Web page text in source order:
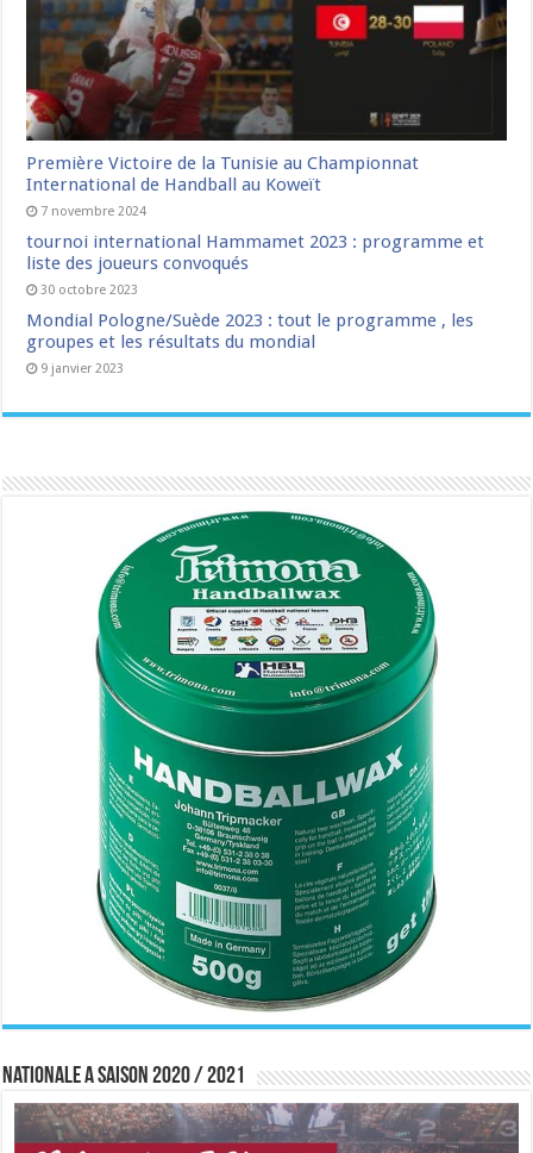
Première Victoire de la Tunisie au Championnat
International de Handball au Koweït
7 novembre 2024
tournoi international Hammamet 2023 : programme et
liste des joueurs convoqués
30 octobre 2023
Mondial Pologne/Suède 2023 : tout le programme , les
groupes et les résultats du mondial
9 janvier 2023
Nationale A saison 2020 / 2021